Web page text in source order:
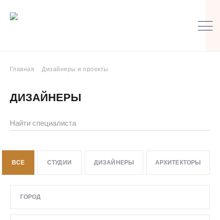
Главная Дизайнеры и проекты
ДИЗАЙНЕРЫ
"Вид"
ВСЕ СТУДИИ ДИЗАЙНЕРЫ АРХИТЕКТОРЫ
ГОРОД